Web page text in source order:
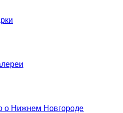
о Нижнем Новгороде